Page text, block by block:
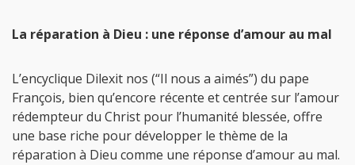
La réparation à Dieu : une réponse d’amour au mal
L’encyclique Dilexit nos (“Il nous a aimés”) du pape
François, bien qu’encore récente et centrée sur l’amour
rédempteur du Christ pour l’humanité blessée, offre
une base riche pour développer le thème de la
réparation à Dieu comme une réponse d’amour au mal.